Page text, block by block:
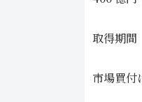
取得期
市場買付